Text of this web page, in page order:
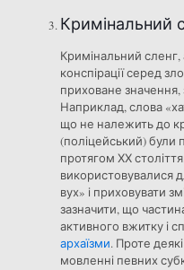
Кримінальний
Кримінальний сленг,
конспірації серед
приховане
Наприклад, слова
що не належить до
(поліцейський) були
протягом ХХ
використовувалися
вух» і приховувати
зазначити, що
активного вжитку і
архаїзми. Проте
мовленні певних